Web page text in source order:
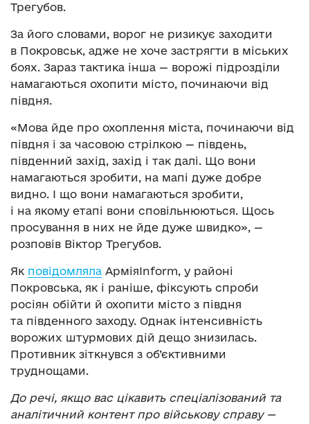
Трегубов.
За його словами, ворог не ризикує заходити
в Покровськ, адже не хоче застрягти в міських
боях. Зараз тактика інша — ворожі підрозділи
намагаються охопити місто, починаючи від
півдня.
«Мова йде про охоплення міста, починаючи від
півдня і за часовою стрілкою — південь,
південний захід, захід і так далі. Що вони
намагаються зробити, на мапі дуже добре
видно. І що вони намагаються зробити,
і на якому етапі вони сповільнюються. Щось
просування в них не йде дуже швидко», —
розповів Віктор Трегубов.
Як повідомляла АрміяInform, у районі
Покровська, як і раніше, фіксують спроби
росіян обійти й охопити місто з півдня
та південного заходу. Однак інтенсивність
ворожих штурмових дій дещо знизилась.
Противник зіткнувся з об’єктивними
труднощами.
До речі, якщо вас цікавить спеціалізований та
аналітичний контент про військову справу —